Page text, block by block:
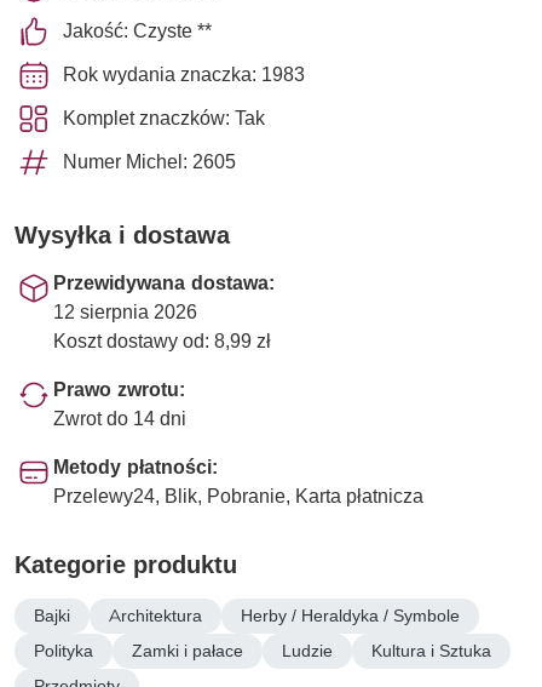
Jakość: Czyste **
Rok wydania znaczka: 1983
Komplet znaczków: Tak
Numer Michel: 2605
Wysyłka i dostawa
Przewidywana dostawa:
12 sierpnia 2026
Koszt dostawy od: 8,99 zł
Prawo zwrotu:
Zwrot do 14 dni
Metody płatności:
Przelewy24, Blik, Pobranie, Karta płatnicza
Kategorie produktu
Bajki Architektura
Herby / Heraldyka / Symbole
Polityka
Zamki i pałace Ludzie
Kultura i Sztuka